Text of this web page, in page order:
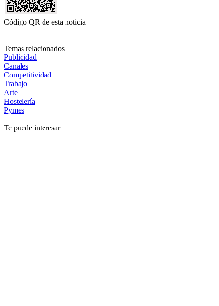
Código QR de esta noticia
Temas relacionados
Publicidad
Canales
Competitividad
Trabajo
Arte
Hostelería
Pymes
Te puede interesar